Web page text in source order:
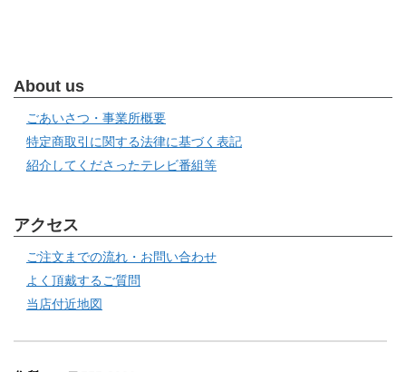
About us
ごあいさつ・事業所概要
特定商取引に関する法律に基づく表記
紹介してくださったテレビ番組等
アクセス
ご注文までの流れ・お問い合わせ
よく頂戴するご質問
当店付近地図